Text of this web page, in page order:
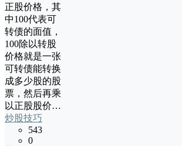
正股价格，其
中100代表可
转债的面值，
100除以转股
价格就是一张
可转债能转换
成多少股的股
票，然后再乘
以正股股价…
炒股技巧
543
0